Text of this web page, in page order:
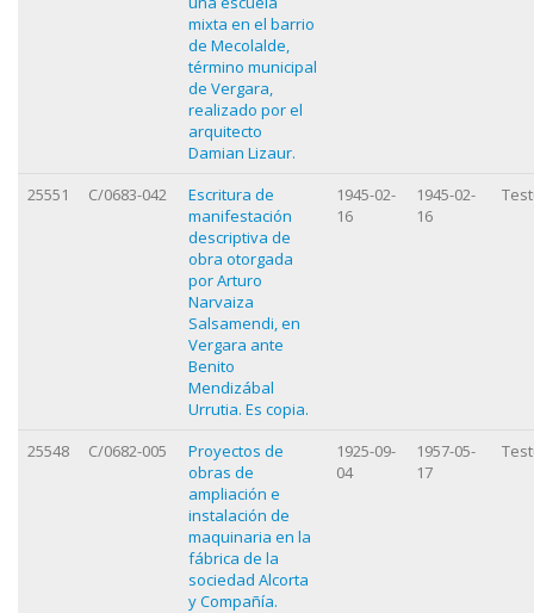
mixta en el barrio
de Mecolalde,
término municipal
de Vergara,
realizado por el
arquitecto
Damian Lizaur.
25551
C/0683-042
Escritura de
manifestación
descriptiva de
obra otorgada
por Arturo
Narvaiza
Salsamendi, en
Vergara ante
Benito
Mendizábal
Urrutia. Es copia.
1945-02-
16
1945-02-
16
25548 C/0682-005
Proyectos de
obras de
ampliación e
instalación de
maquinaria en la
fábrica de la
sociedad Alcorta
y Compañía.
1925-09-
04
1957-05-
17